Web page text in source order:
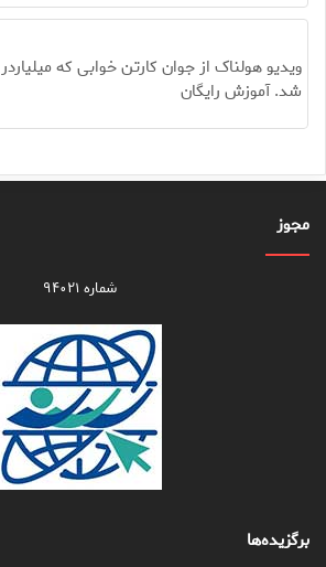
ویدیو هولناک از جوان کارتن خوابی که میلیاردر
شد. آموزش رایگان
مجوز
شماره ۹۴۰۲۱
برگزیده‌ها